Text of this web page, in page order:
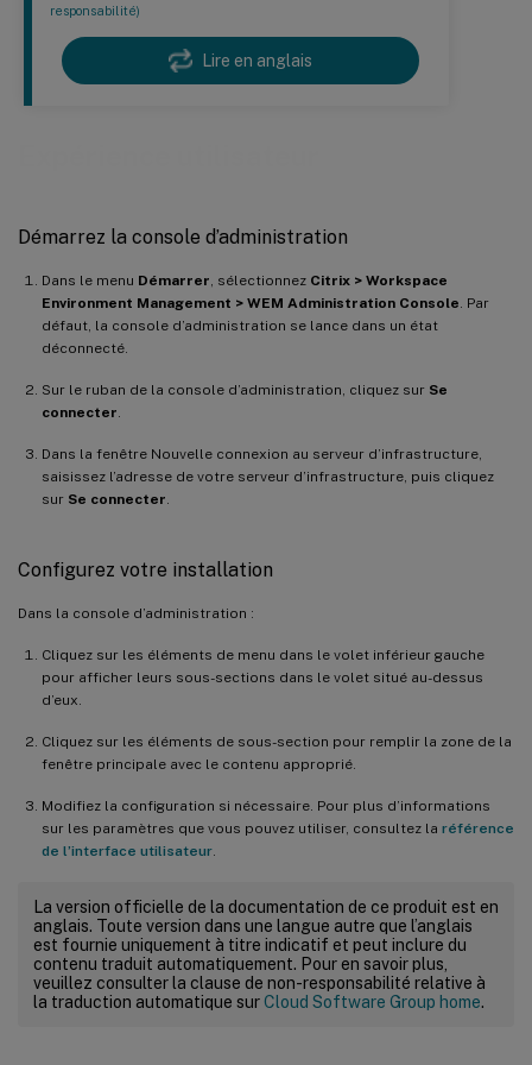
responsabilité)
Lire en anglais
Démarrez la console d’administration
Dans le menu Démarrer , sélectionnez Citrix > Workspace
Environment Management > WEM Administration Console . Par
défaut, la console d’administration se lance dans un état
déconnecté.
Sur le ruban de la console d’administration, cliquez sur Se
connecter
Dans la fenêtre Nouvelle connexion au serveur d’infrastructure,
saisissez l’adresse de votre serveur d’infrastructure, puis cliquez
sur Se connecter
Configurez votre installation
Dans la console d’administration :
Cliquez sur les éléments de menu dans le volet inférieur gauche
pour afficher leurs sous-sections dans le volet situé au-dessus
d’eux.
Cliquez sur les éléments de sous-section pour remplir la zone de la
fenêtre principale avec le contenu approprié.
Modifiez la configuration si nécessaire. Pour plus d’informations
sur les paramètres que vous pouvez utiliser, consultez la référence
de l’interface utilisateur
La version officielle de la documentation de ce produit est en
anglais. Toute version dans une langue autre que l’anglais
est fournie uniquement à titre indicatif et peut inclure du
contenu traduit automatiquement. Pour en savoir plus,
veuillez consulter la clause de non-responsabilité relative à
la traduction automatique surCloud Software Group home.